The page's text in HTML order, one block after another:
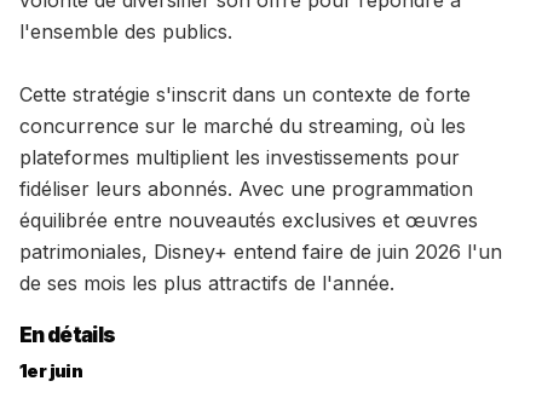
l'ensemble des publics.
Cette stratégie s'inscrit dans un contexte de forte
concurrence sur le marché du streaming, où les
plateformes multiplient les investissements pour
fidéliser leurs abonnés. Avec une programmation
équilibrée entre nouveautés exclusives et œuvres
patrimoniales, Disney+ entend faire de juin 2026 l'un
de ses mois les plus attractifs de l'année.
En détails
1er juin